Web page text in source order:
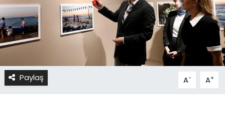
Paylaş A- A+